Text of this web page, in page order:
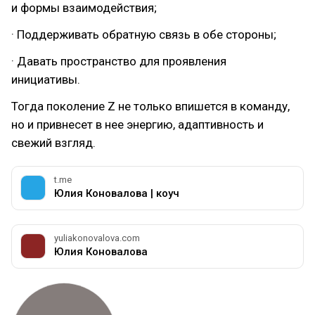
и формы взаимодействия;
· Поддерживать обратную связь в обе стороны;
· Давать пространство для проявления
инициативы.
Тогда поколение Z не только впишется в команду,
но и привнесет в нее энергию, адаптивность и
свежий взгляд.
t.me
Юлия Коновалова | коуч
yuliakonovalova.com
Юлия Коновалова